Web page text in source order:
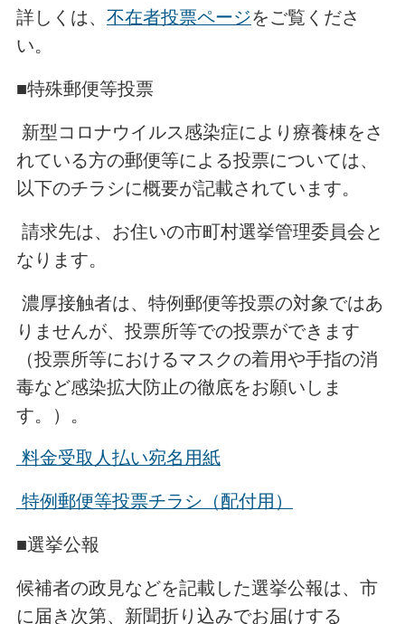
詳しくは、 不在者投票ページをご覧くださ
い。
■特殊郵便等投票
新型コロナウイルス感染症により療養棟をさ
れている方の郵便等による投票については、
以下のチラシに概要が記載されています。
請求先は、お住いの市町村選挙管理委員会と
なります。
濃厚接触者は、特例郵便等投票の対象ではあ
りませんが、投票所等での投票ができます
（投票所等におけるマスクの着用や手指の消
毒など感染拡大防止の徹底をお願いしま
す。）。
料金受取人払い宛名用紙
特例郵便等投票チラシ（配付用）
■選挙公報
候補者の政見などを記載した選挙公報は、市
に届き次第、新聞折り込みでお届けする